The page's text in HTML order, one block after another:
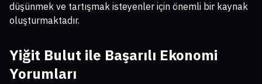
düşünmek ve tartışmak isteyenler için önemli bir kaynak
oluşturmaktadır.
Yiğit Bulut ile Başarılı Ekonomi
Yorumları